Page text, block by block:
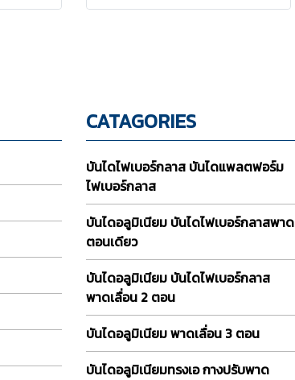
CATAGORIES
บันไดไฟเบอร์กลาส บันไดแพลตฟอร์ม
ไฟเบอร์กลาส
บันไดอลูมิเนียม บันไดไฟเบอร์กลาสพาด
ตอนเดียว
บันไดอลูมิเนียม บันไดไฟเบอร์กลาส
พาดเลื่อน 2 ตอน
บันไดอลูมิเนียม พาดเลื่อน 3 ตอน
บันไดอลูมิเนียมทรงเอ กางปรับพาด